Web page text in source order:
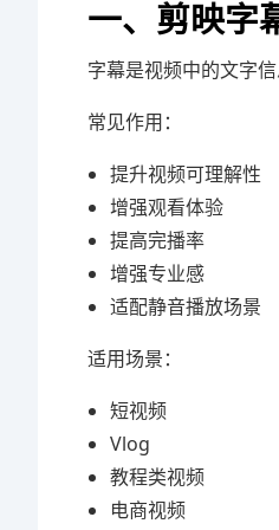
一、剪映字
字幕是视频中的文字
常见作用：
提升视频可理解性
增强观看体验
提高完播率
增强专业感
适配静音播放场景
适用场景：
短视频
Vlog
教程类视频
电商视频